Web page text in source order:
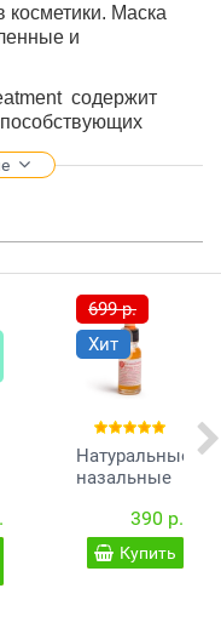
косметики. Маска
и
содержит
Через 5-10
699 р.
Хит
Натуральные
назальные
гайморита
390 р.
Купить